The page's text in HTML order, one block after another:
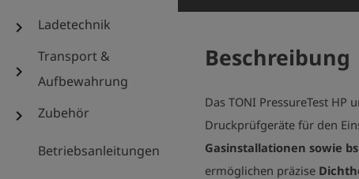
chevron_right Ladetechnik
chevron_right
Transport &
Aufbewahrung
chevron_right Zubehör
Betriebsanleitungen
Beschreibung
Das TONI PressureTest HP
Druckprüfgeräte für den
Gasinstallationen sowie
ermöglichen präzise